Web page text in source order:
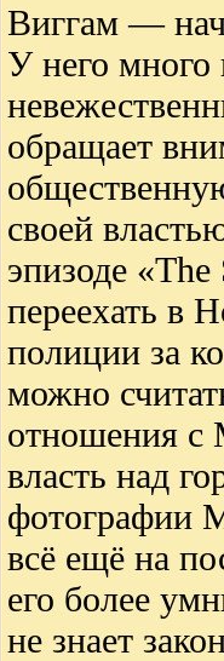
Виггам —
У него много
обращает
своей
эпизоде
переехать в
полиции за
можно
отношения с
власть над
фотографии
всё ещё на
его более
не знает